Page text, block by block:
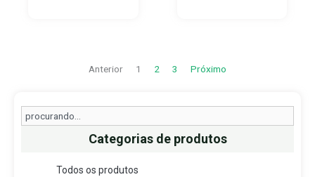
Search
Categorias de produtos
Todos os produtos
Anterior 1 2 3 Próximo